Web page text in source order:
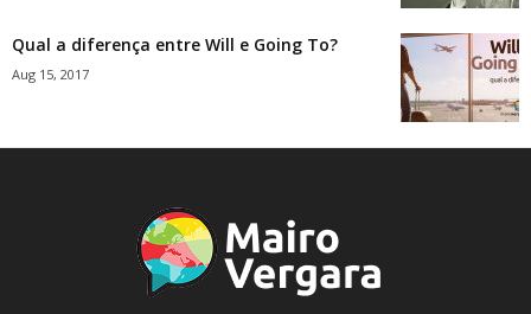
Qual a diferença entre Will e Going To?
Aug 15, 2017